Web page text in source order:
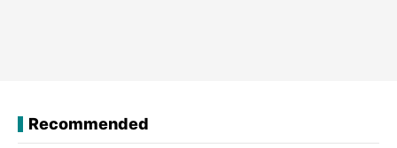
Recommended